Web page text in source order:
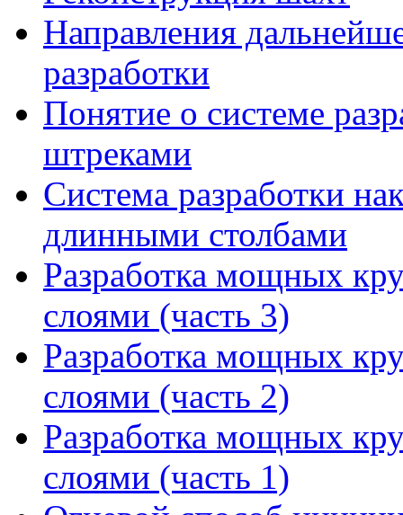
Направления
разработки
Понятие о системе
штреками
Система разработки
длинными столбами
Разработка мощных
слоями (часть 3)
Разработка мощных
слоями (часть 2)
Разработка мощных
слоями (часть 1)